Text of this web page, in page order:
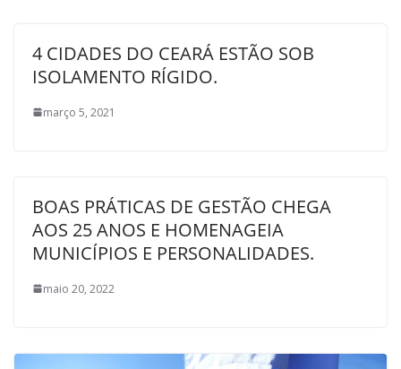
4 CIDADES DO CEARÁ ESTÃO SOB
ISOLAMENTO RÍGIDO.
março 5, 2021
BOAS PRÁTICAS DE GESTÃO CHEGA
AOS 25 ANOS E HOMENAGEIA
MUNICÍPIOS E PERSONALIDADES.
maio 20, 2022